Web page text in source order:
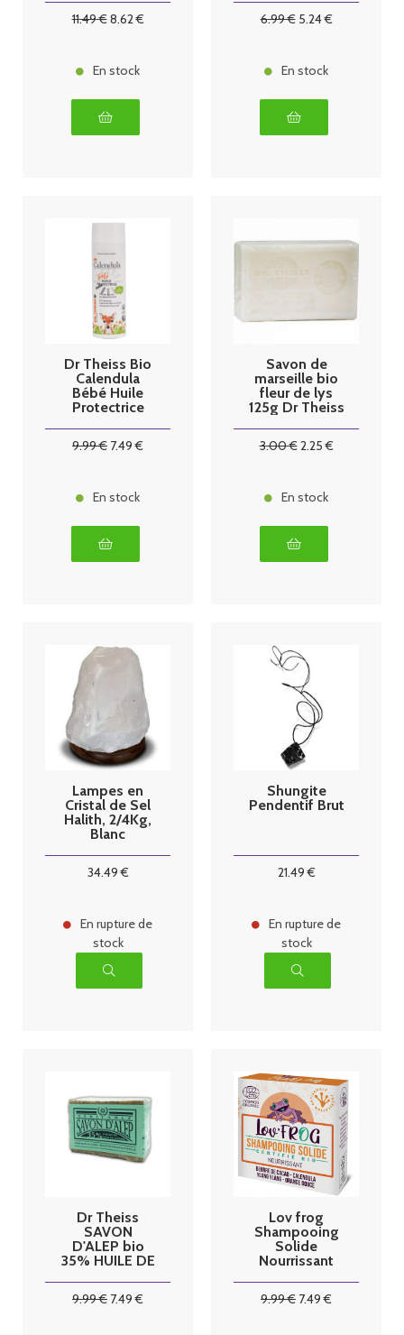
11.49€8.62€
En stock
6.99€ 5.24€
En stock
Dr Theiss Bio
Calendula
Bébé Huile
Protectrice
9.99€ 7.49 €
En stock
Savon de
marseille bio
fleur de lys
125g Dr Theiss
3.00€2.25€
En stock
Lampes en
Cristal de Sel
Halith, 2/4Kg,
Blanc
34.49€
En rupture de
stock
Shungite
Pendentif Brut
21.49€
En rupture de
stock
Dr Theiss
SAVON
D'ALEP bio
35% HUILE DE
9.99€ 7.49 €
Lov frog
Shampooing
Solide
Nourrissant
9.99€ 7.49 €